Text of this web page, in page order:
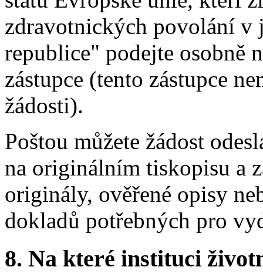
zdravotnických povolání v
republice" podejte osobně
zástupce (tento zástupce
žádosti).
Poštou můžete žádost
na originálním tiskopisu a
originály, ověřené opisy
dokladů potřebných pro
8. Na které instituci